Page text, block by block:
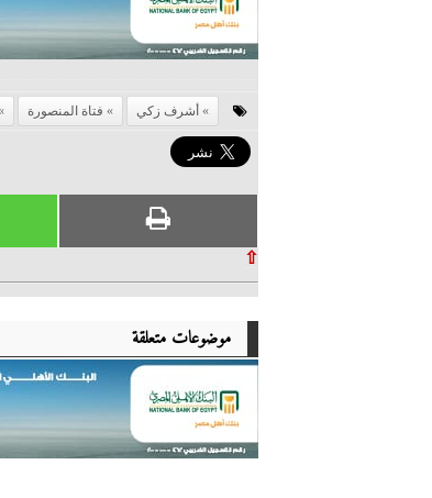
أشرف زكي فتاة المنصورة
⇧
موضوعات متعلقة